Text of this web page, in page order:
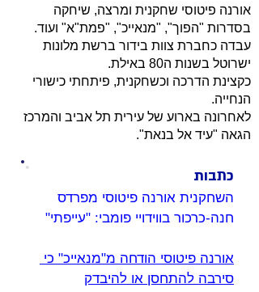
אורנה פיטוסי שחקנית ומרצה, שיחקה
בסדרות "הפוך", "מנאייכ", "פמת"א" ועוד.
עבדה כחברת צוות בידור ברשת מלונות
ישרוטל בשנות ה80 באילת.
כקצינת הדרכה וכשחקנית, פיתחתי כישורי
הנחייה.
לאחרונה בארוע של עירית תל אביב והמרכז
הגאה "עיד אל בנאת".
כתבות
השחקנית אורנה פיטוסי מפרדס
חנה-כרכור בווידויי פומבי: "עייפתי"
אורנה פיטוסי הודחה מ"מנאייכ" כי
סירבה להתחסן או להיבדק